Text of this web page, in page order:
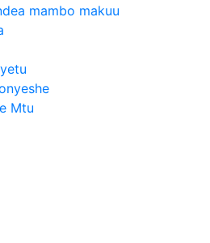
mambo makuu
Mtu